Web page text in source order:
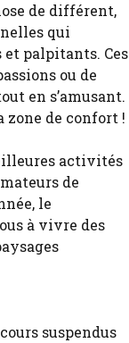
de différent,
qui
palpitants. Ces
ou de
en s’amusant.
zone de confort !
suspendus